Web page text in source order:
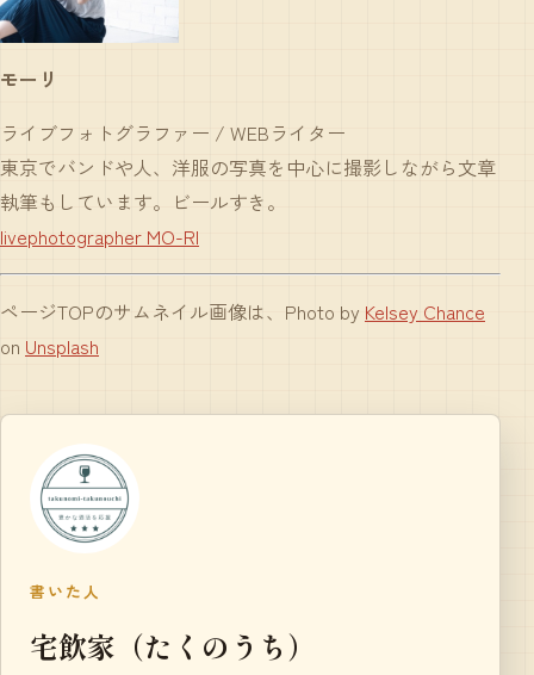
モーリ
ライブフォトグラファー / WEBライター
東京でバンドや人、洋服の写真を中心に撮影しながら文章
執筆もしています。ビールすき。
livephotographer MO-RI
ページTOPのサムネイル画像は、Photo by Kelsey Chance
on Unsplash
書いた人
宅飲家（たくのうち）